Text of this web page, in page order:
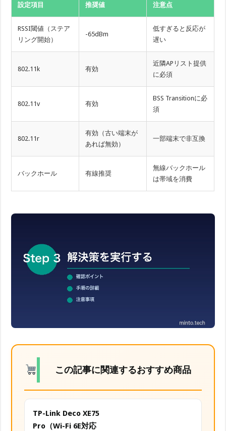
設定項目 推奨値 注意点
RSSI閾値（ステア
リング開始）
-65dBm
低すぎると反応が
遅い
802.11k 有効
近隣APリスト提供
に必須
802.11v 有効
BSS Transitionに必
須
802.11r
有効（古い端末が
あれば無効）
一部端末で非互換
バックホール 有線推奨
無線バックホール
は帯域を消費
この記事に関連するおすすめ商品
TP-Link Deco XE75
Pro（Wi-Fi 6E対応